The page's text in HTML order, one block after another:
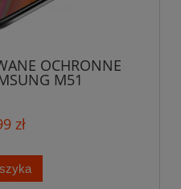
OCHRONNE
M51
zł